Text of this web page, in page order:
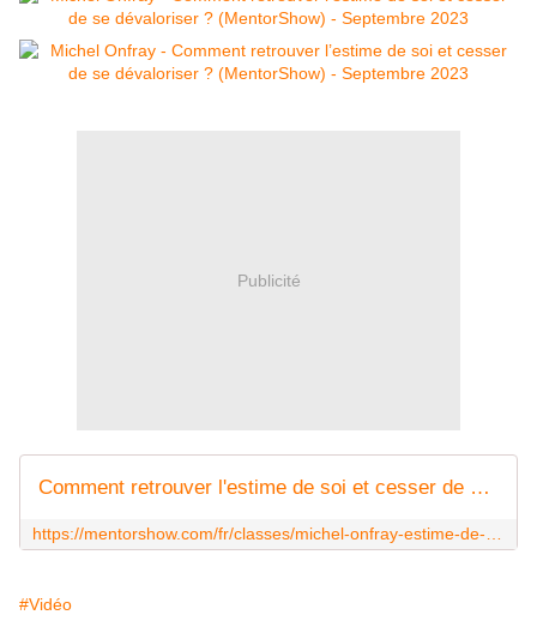
Publicité
Comment retrouver l'estime de soi et cesser de se dévaloriser ? | MentorShow
#Vidéo